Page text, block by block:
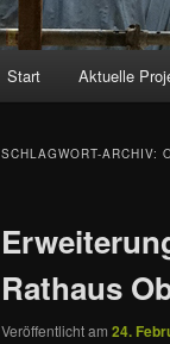
Start Aktuelle
SCHLAGWORT-ARCHIV:
Rathaus
Veröffentlicht am 24.